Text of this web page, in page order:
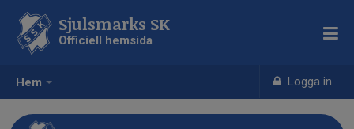
Hem Logga in
Sjulsmarks SK
Officiell hemsida